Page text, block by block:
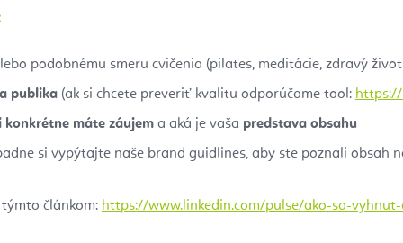
podobnému smeru cvičenia (pilates, meditácie, zdravý
publika (ak si chcete preveriť kvalitu odporúčame tool:
konkrétne máte záujem a aká je vaša predstava obsahu
si vypýtajte naše brand guidlines, aby ste poznali obsah
článkom: https://www.linkedin.com/pulse/ako-sa-